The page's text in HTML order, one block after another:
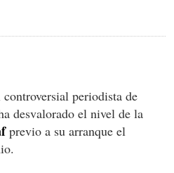
periodista de
desvalorado el nivel de la
previo a su arranque el